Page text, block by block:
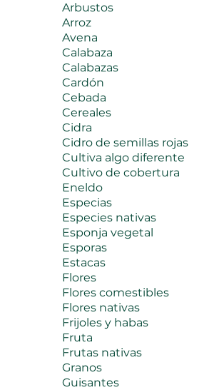
Arbustos
Arroz
Avena
Calabaza
Calabazas
Cardón
Cebada
Cereales
Cidra
Cidro de semillas rojas
Cultiva algo diferente
Cultivo de cobertura
Eneldo
Especias
Especies nativas
Esponja vegetal
Esporas
Estacas
Flores
Flores comestibles
Flores nativas
Frijoles y habas
Fruta
Frutas nativas
Granos
Guisantes